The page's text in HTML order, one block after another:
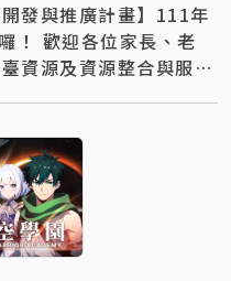
發與推廣計畫】111年
！ 歡迎各位家長、老
資源及資源整合與服
】 聯絡信箱 ｜